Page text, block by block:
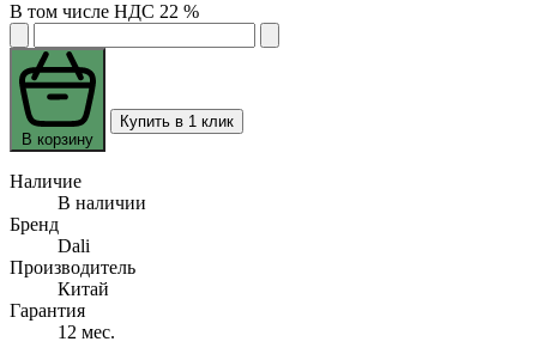
В том числе НДС 22 %
В корзину
Купить в 1 клик
Наличие
В наличии
Бренд
Dali
Производитель
Китай
Гарантия
12 мес.